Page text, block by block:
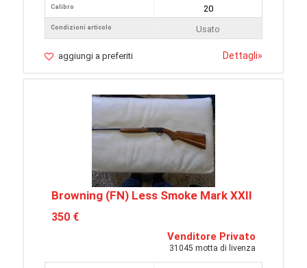
Calibro
Condizioni articolo
20
Usato
aggiungi a preferiti Dettagli»
Browning (FN) Less Smoke Mark XXII
350 €
Venditore Privato
31045 motta di livenza